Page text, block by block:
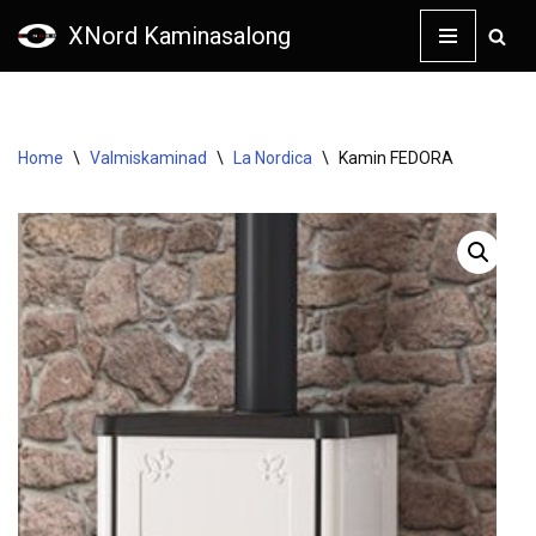
XNord Kaminasalong
Home \ Valmiskaminad \ La Nordica \ Kamin FEDORA